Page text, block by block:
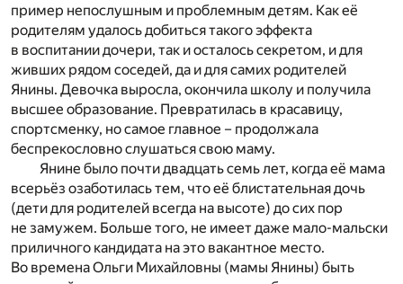
пример непослушным и проблемным детям. Как её
родителям удалось добиться такого эффекта
в воспитании дочери, так и осталось секретом, и для
живших рядом соседей, да и для самих родителей
Янины. Девочка выросла, окончила школу и получила
высшее образование. Превратилась в красавицу,
спортсменку, но самое главное – продолжала
беспрекословно слушаться свою маму.
Янине было почти двадцать семь лет, когда её мама
всерьёз озаботилась тем, что её блистательная дочь
(дети для родителей всегда на высоте) до сих пор
не замужем. Больше того, не имеет даже мало-мальски
приличного кандидата на это вакантное место.
Во времена Ольги Михайловны (мамы Янины) быть